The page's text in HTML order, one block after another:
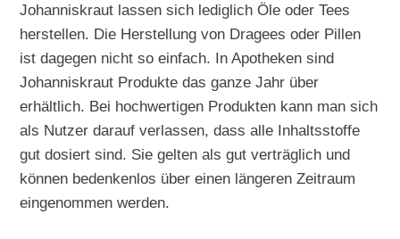
Johanniskraut lassen sich lediglich Öle oder Tees
herstellen. Die Herstellung von Dragees oder Pillen
ist dagegen nicht so einfach. In Apotheken sind
Johanniskraut Produkte das ganze Jahr über
erhältlich. Bei hochwertigen Produkten kann man sich
als Nutzer darauf verlassen, dass alle Inhaltsstoffe
gut dosiert sind. Sie gelten als gut verträglich und
können bedenkenlos über einen längeren Zeitraum
eingenommen werden.